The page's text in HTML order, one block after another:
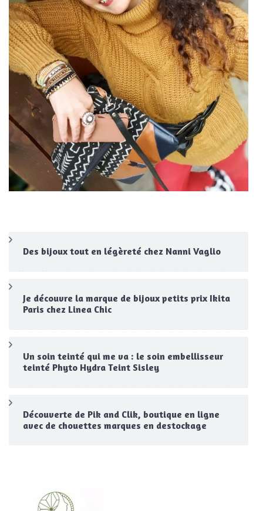
Des bijoux tout en légèreté chez Nanni Vaglio
Je découvre la marque de bijoux petits prix Ikita
Paris chez Linea Chic
Un soin teinté qui me va : le soin embellisseur
teinté Phyto Hydra Teint Sisley
Découverte de Pik and Clik, boutique en ligne
avec de chouettes marques en destockage